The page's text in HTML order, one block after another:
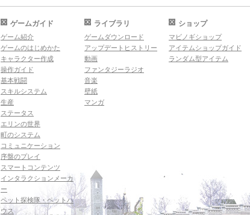
ゲームガイド
ゲーム紹介
ゲームのはじめかた
キャラクター作成
操作ガイド
基本戦闘
スキルシステム
生産
ステータス
エリンの世界
町のシステム
コミュニケーション
序盤のプレイ
スマートコンテンツ
インタラクションメーカ
ー
ペット探検隊・ペットハ
ウス
ライブラリ
ゲームダウンロード
アップデートヒストリー
動画
ファンタジーラジオ
音楽
壁紙
マンガ
ショップ
マビノギショップ
アイテムショップガイド
ランダム型アイテム